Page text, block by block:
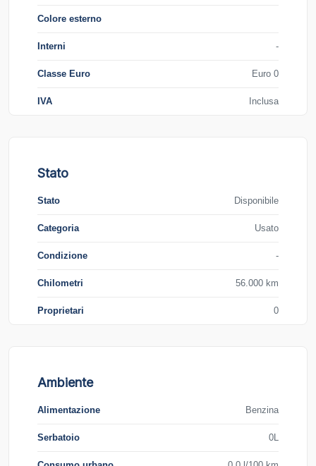
Colore esterno
Interni -
Classe Euro Euro 0
IVA Inclusa
Stato
Stato Disponibile
Categoria Usato
Condizione -
Chilometri 56.000 km
Proprietari 0
Ambiente
Alimentazione Benzina
Serbatoio 0L